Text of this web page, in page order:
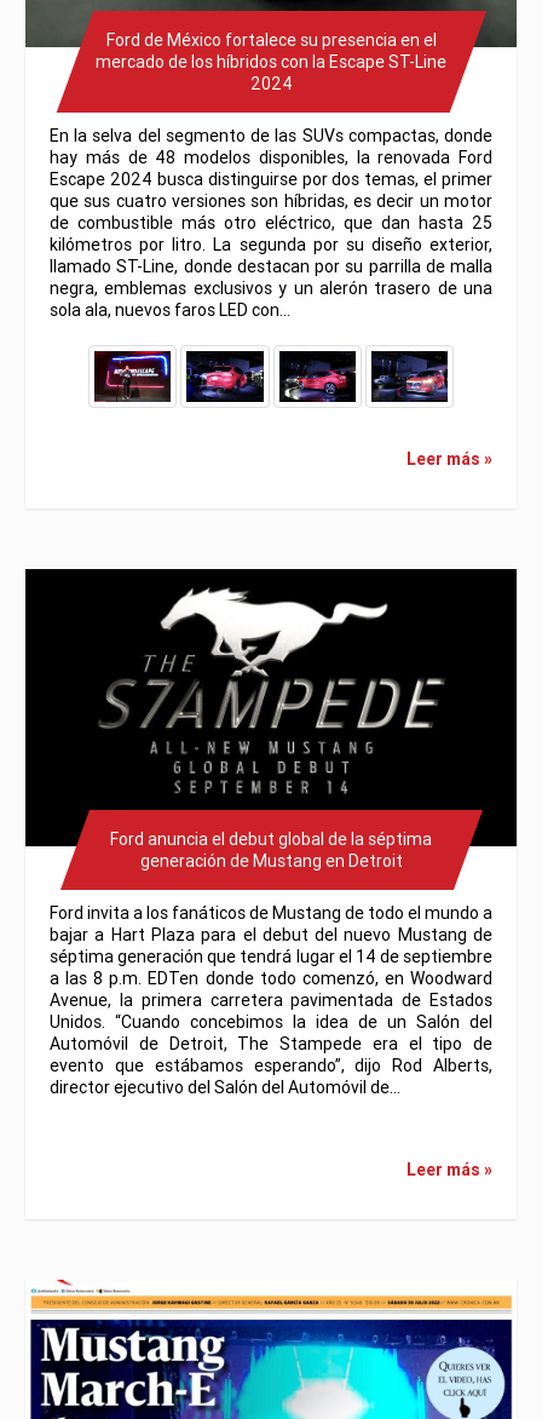
Ford de México fortalece su presencia en el
mercado de los híbridos con la Escape ST-Line
2024
En la selva del segmento de las SUVs compactas, donde
hay más de 48 modelos disponibles, la renovada Ford
Escape 2024 busca distinguirse por dos temas, el primer
que sus cuatro versiones son híbridas, es decir un motor
de combustible más otro eléctrico, que dan hasta 25
kilómetros por litro. La segunda por su diseño exterior,
llamado ST-Line, donde destacan por su parrilla de malla
negra, emblemas exclusivos y un alerón trasero de una
sola ala, nuevos faros LED con…
Leer más »
Ford anuncia el debut global de la séptima
generación de Mustang en Detroit
Ford invita a los fanáticos de Mustang de todo el mundo a
bajar a Hart Plaza para el debut del nuevo Mustang de
séptima generación que tendrá lugar el 14 de septiembre
a las 8 p.m. EDTen donde todo comenzó, en Woodward
Avenue, la primera carretera pavimentada de Estados
Unidos. “Cuando concebimos la idea de un Salón del
Automóvil de Detroit, The Stampede era el tipo de
evento que estábamos esperando”, dijo Rod Alberts,
director ejecutivo del Salón del Automóvil de…
Leer más »